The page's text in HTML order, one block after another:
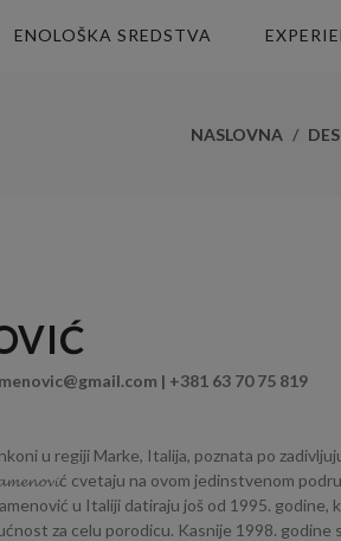
ENOLOŠKA SREDSTVA
NASLOVNA
| +381 63 70 75 819
u regiji Marke, Italija, poznata po
cvetaju na ovom jedinstvenom
u Italiji datiraju još od 1995. godine,
za celu porodicu. Kasnije 1998. godine